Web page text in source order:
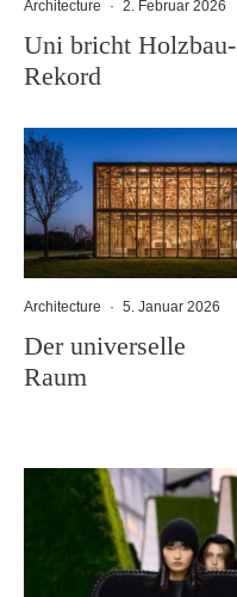
Architecture · 2. Februar 2026
Uni bricht Holzbau-
Rekord
Architecture · 5. Januar 2026
Der universelle
Raum